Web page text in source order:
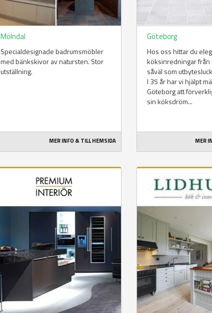
Mölndal
Specialdesignade badrumsmöbler
med bänkskivor av natursten. Stor
utställning.
MER INFO & TILL HEMSIDA
Göteborg
Hos oss hittar du
köksinredningar från
såväl som
I 35 år har vi hjälpt
Göteborg att
sin köksdröm...
MER